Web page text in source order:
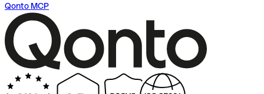
Qonto MCP